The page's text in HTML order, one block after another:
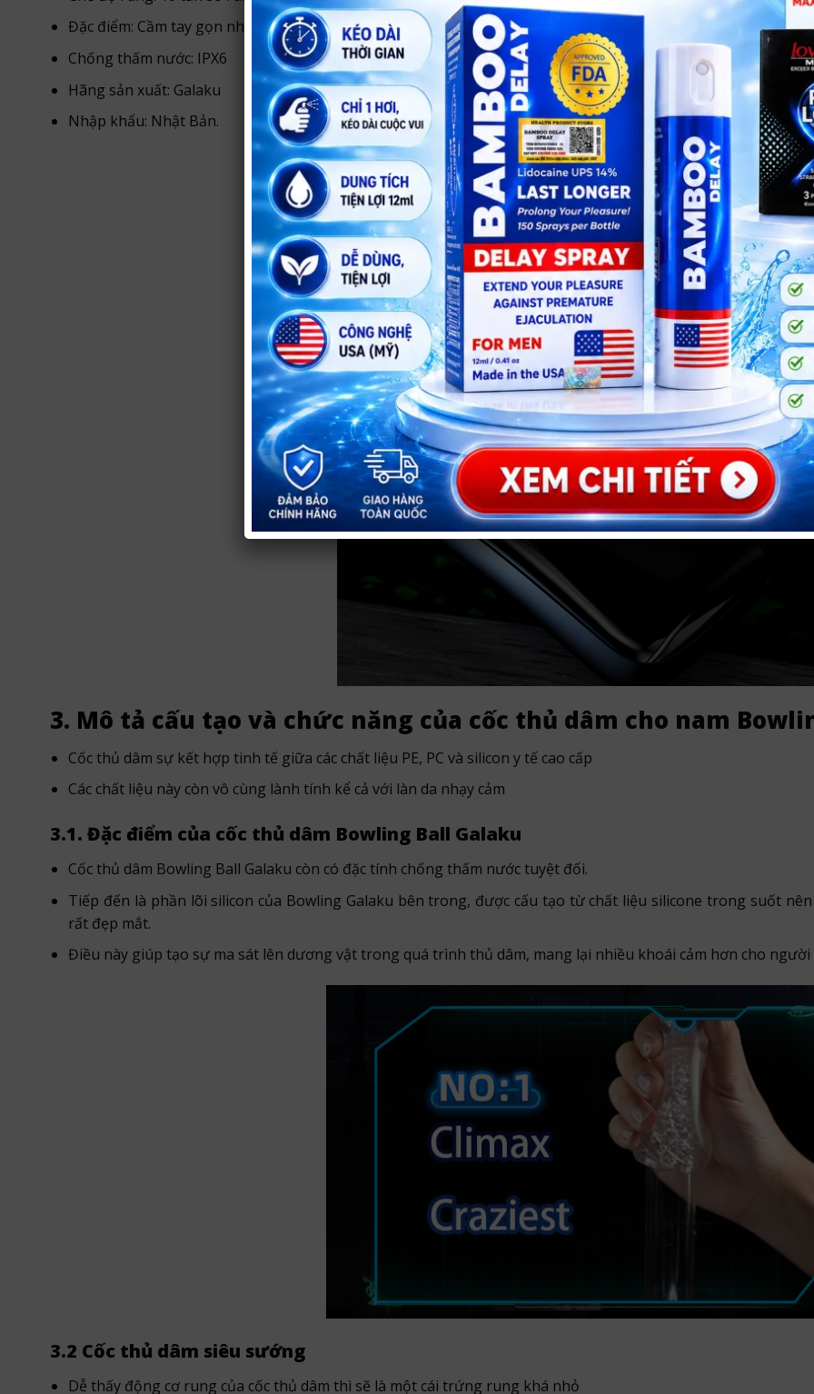
Đặc điểm: Cầm tay gọn nhẹ.
Chống thấm nước: IPX6
Hãng sản xuất: Galaku
Nhập khẩu: Nhật Bản.
3. Mô tả cấu tạo và chức năng của cốc thủ dâm cho nam
Cốc thủ dâm sự kết hợp tinh tế giữa các chất liệu PE, PC và silicon y tế cao cấp
Các chất liệu này còn vô cùng lành tính kể cả với làn da nhạy cảm
3.1. Đặc điểm của cốc thủ dâm Bowling Ball Galaku
Cốc thủ dâm Bowling Ball Galaku còn có đặc tính chống thấm nước tuyệt đối.
Tiếp đến là phần lõi silicon của Bowling Galaku bên trong, được cấu tạo từ chất liệu silicone trong suốt
rất đẹp mắt.
Điều này giúp tạo sự ma sát lên dương vật trong quá trình thủ dâm, mang lại nhiều khoái cảm hơn cho người
3.2 Cốc thủ dâm siêu sướng
Dễ thấy động cơ rung của cốc thủ dâm thì sẽ là một cái trứng rung khá nhỏ